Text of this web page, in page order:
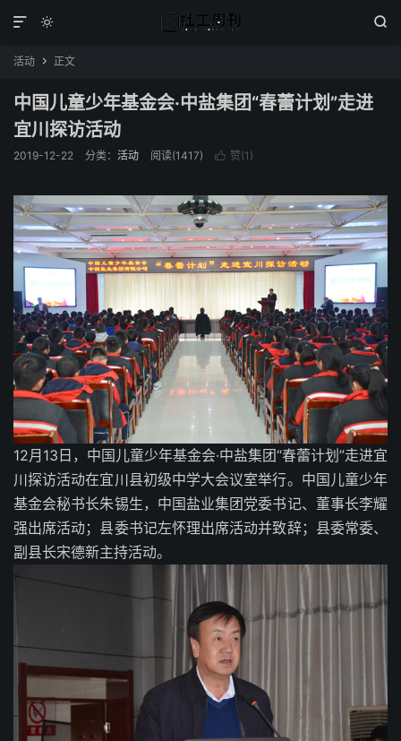
 

活动  正文
中国儿童少年基金会·中盐集团“春蕾计划”走进
宜川探访活动
2019-12-22 分类： 活动 阅读(1417)  赞(1 )
12月13日，中国儿童少年基金会·中盐集团“春蕾计划”走进宜
川探访活动在宜川县初级中学大会议室举行。中国儿童少年
基金会秘书长朱锡生，中国盐业集团党委书记、董事长李耀
强出席活动；县委书记左怀理出席活动并致辞；县委常委、
副县长宋德新主持活动。